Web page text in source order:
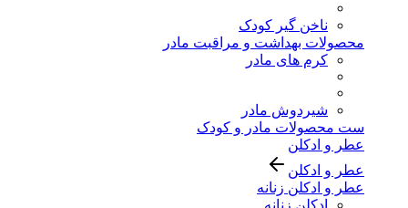
ناخن گیر کودک
محصولات بهداشت و مراقبت مادر
کرم های مادر
شیردوش مادر
ست محصولات مادر و کودک
عطر و ادکلن
عطر و ادکلن
عطر و ادکلن زنانه
ادکلن زنانه